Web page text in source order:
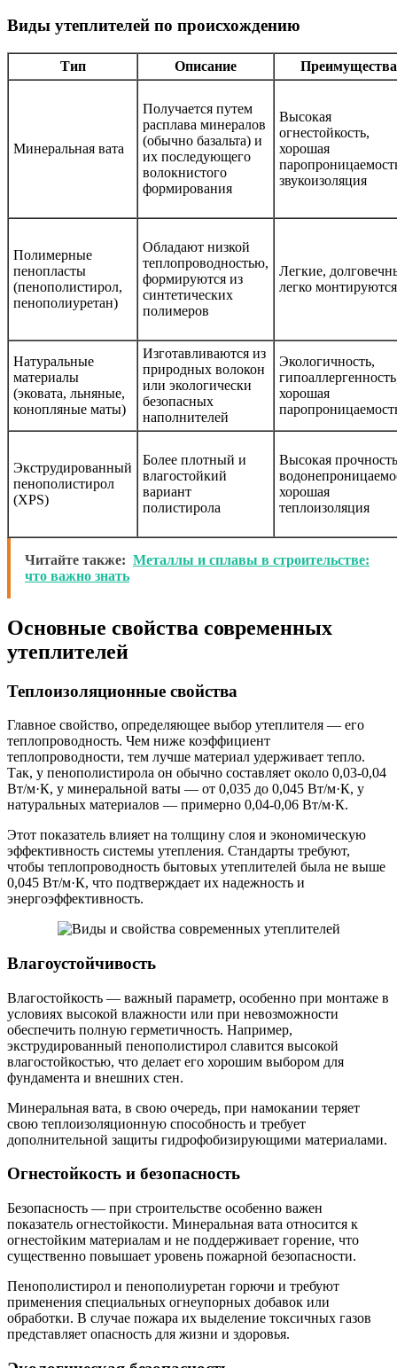
Виды утеплителей по происхождению
Тип Описание Преимущества
Минеральная вата
Получается путем
расплава минералов
(обычно базальта) и
их последующего
волокнистого
формирования
Высокая
огнестойкость,
хорошая
звукоизоляция
Полимерные
пенопласты
(пенополистирол,
пенополиуретан)
Обладают низкой
теплопроводностью,
формируются из
синтетических
полимеров
Легкие,
легко монтируются
Натуральные
материалы
(эковата, льняные,
конопляные маты)
Изготавливаются из
природных волокон
или экологически
безопасных
наполнителей
Экологичность,
хорошая
Экструдированный
пенополистирол
(XPS)
Более плотный и
влагостойкий
вариант
полистирола
Высокая
хорошая
теплоизоляция
Читайте также: Металлы и сплавы в строительстве:
что важно знать
Основные свойства современных
утеплителей
Теплоизоляционные свойства
Главное свойство, определяющее выбор утеплителя — его
теплопроводность. Чем ниже коэффициент
теплопроводности, тем лучше материал удерживает тепло.
Так, у пенополистирола он обычно составляет около 0,03-0,04
Вт/м·К, у минеральной ваты — от 0,035 до 0,045 Вт/м·К, у
натуральных материалов — примерно 0,04-0,06 Вт/м·К.
Этот показатель влияет на толщину слоя и экономическую
эффективность системы утепления. Стандарты требуют,
чтобы теплопроводность бытовых утеплителей была не выше
0,045 Вт/м·К, что подтверждает их надежность и
энергоэффективность.
Влагоустойчивость
Влагостойкость — важный параметр, особенно при монтаже в
условиях высокой влажности или при невозможности
обеспечить полную герметичность. Например,
экструдированный пенополистирол славится высокой
влагостойкостью, что делает его хорошим выбором для
фундамента и внешних стен.
Минеральная вата, в свою очередь, при намокании теряет
свою теплоизоляционную способность и требует
дополнительной защиты гидрофобизирующими материалами.
Огнестойкость и безопасность
Безопасность — при строительстве особенно важен
показатель огнестойкости. Минеральная вата относится к
огнестойким материалам и не поддерживает горение, что
существенно повышает уровень пожарной безопасности.
Пенополистирол и пенополиуретан горючи и требуют
применения специальных огнеупорных добавок или
обработки. В случае пожара их выделение токсичных газов
представляет опасность для жизни и здоровья.